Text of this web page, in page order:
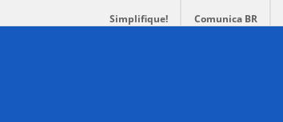
Simplifique! Comunica BR